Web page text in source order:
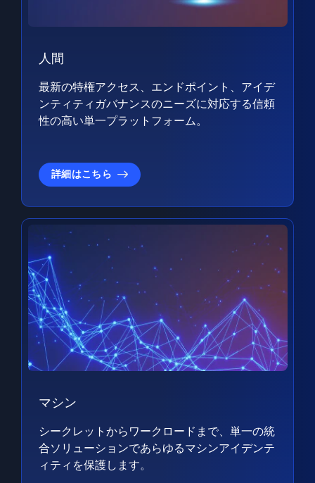
人間
最新の特権アクセス、エンドポイント、アイデ
ンティティガバナンスのニーズに対応する信頼
性の高い単一プラットフォーム。
詳細はこちら
マシン
シークレットからワークロードまで、単一の統
合ソリューションであらゆるマシンアイデンテ
ィティを保護します。